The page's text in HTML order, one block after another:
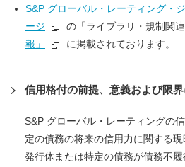
S&P グローバル・レーティング・
ージ
の「ライブラリ・規制関
報」
に掲載されております。
信用格付の前提、意義および限
S&P グローバル・レーティングの
定の債務の将来の信用力に関する現
発行体または特定の債務が債務不